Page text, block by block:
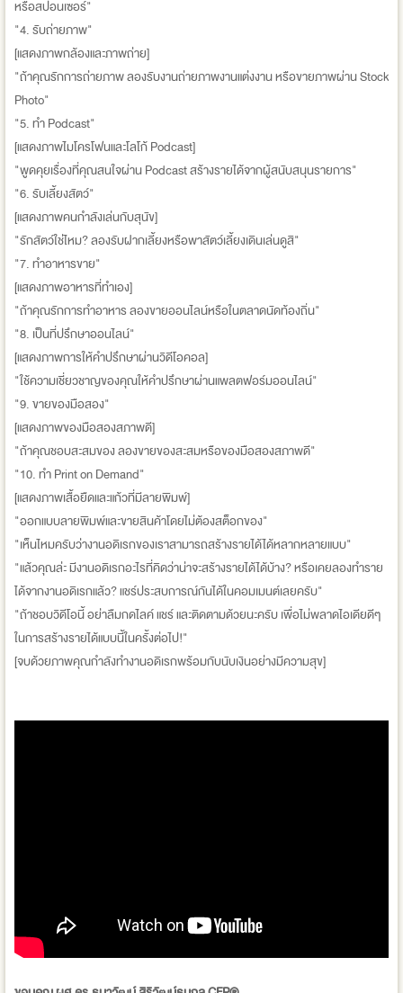
หรือสปอนเซอร์"
"4. รับถ่ายภาพ"
[แสดงภาพกล้องและภาพถ่าย]
"ถ้าคุณรักการถ่ายภาพ ลองรับงานถ่ายภาพงานแต่งงาน หรือขายภาพผ่าน Stock
Photo"
"5. ทำ Podcast"
[แสดงภาพไมโครโฟนและโลโก้ Podcast]
"พูดคุยเรื่องที่คุณสนใจผ่าน Podcast สร้างรายได้จากผู้สนับสนุนรายการ"
"6. รับเลี้ยงสัตว์"
[แสดงภาพคนกำลังเล่นกับสุนัข]
"รักสัตว์ใช่ไหม? ลองรับฝากเลี้ยงหรือพาสัตว์เลี้ยงเดินเล่นดูสิ"
"7. ทำอาหารขาย"
[แสดงภาพอาหารที่ทำเอง]
"ถ้าคุณรักการทำอาหาร ลองขายออนไลน์หรือในตลาดนัดท้องถิ่น"
"8. เป็นที่ปรึกษาออนไลน์"
[แสดงภาพการให้คำปรึกษาผ่านวิดีโอคอล]
"ใช้ความเชี่ยวชาญของคุณให้คำปรึกษาผ่านแพลตฟอร์มออนไลน์"
"9. ขายของมือสอง"
[แสดงภาพของมือสองสภาพดี]
"ถ้าคุณชอบสะสมของ ลองขายของสะสมหรือของมือสองสภาพดี"
"10. ทำ Print on Demand"
[แสดงภาพเสื้อยืดและแก้วที่มีลายพิมพ์]
"ออกแบบลายพิมพ์และขายสินค้าโดยไม่ต้องสต็อกของ"
"เห็นไหมครับว่างานอดิเรกของเราสามารถสร้างรายได้ได้หลากหลายแบบ"
"แล้วคุณล่ะ มีงานอดิเรกอะไรที่คิดว่าน่าจะสร้างรายได้ได้บ้าง? หรือเคยลองทำราย
ได้จากงานอดิเรกแล้ว? แชร์ประสบการณ์กันได้ในคอมเมนต์เลยครับ"
"ถ้าชอบวิดีโอนี้ อย่าลืมกดไลค์ แชร์ และติดตามด้วยนะครับ เพื่อไม่พลาดไอเดียดีๆ
ในการสร้างรายได้แบบนี้ในครั้งต่อไป!"
[จบด้วยภาพคุณกำลังทำงานอดิเรกพร้อมกับนับเงินอย่างมีความสุข]